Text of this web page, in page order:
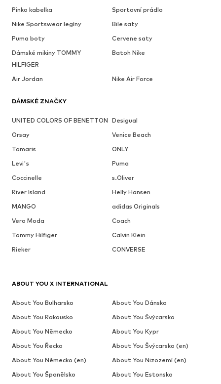
Pinko kabelka
Sportovní prádlo
Nike Sportswear legíny
Bile saty
Puma boty
Cervene saty
Dámské mikiny TOMMY
HILFIGER
Batoh Nike
Air Jordan Nike Air Force
DÁMSKÉ ZNAČKY
UNITED COLORS OF BENETTON Desigual
Orsay
Venice Beach
Tamaris
ONLY
Levi's
Puma
Coccinelle
s.Oliver
River Island
Helly Hansen
MANGO
adidas Originals
Vero Moda
Coach
Tommy Hilfiger
Calvin Klein
Rieker
CONVERSE
ABOUT YOU X INTERNATIONAL
About You Bulharsko
About You Dánsko
About You Rakousko
About You Švýcarsko
About You Německo
About You Kypr
About You Řecko
About You Švýcarsko (en)
About You Německo (en)
About You Nizozemí (en)
About You Španělsko
About You Estonsko